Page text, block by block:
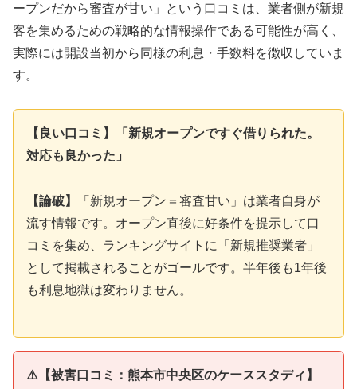
ープンだから審査が甘い」という口コミは、業者側が新規
客を集めるための戦略的な情報操作である可能性が高く、
実際には開設当初から同様の利息・手数料を徴収していま
す。
【良い口コミ】「新規オープンですぐ借りられた。
対応も良かった」
【論破】
「新規オープン＝審査甘い」は業者自身が
流す情報です。オープン直後に好条件を提示して口
コミを集め、ランキングサイトに「新規推奨業者」
として掲載されることがゴールです。半年後も1年後
も利息地獄は変わりません。
⚠️【被害口コミ：熊本市中央区のケーススタディ】